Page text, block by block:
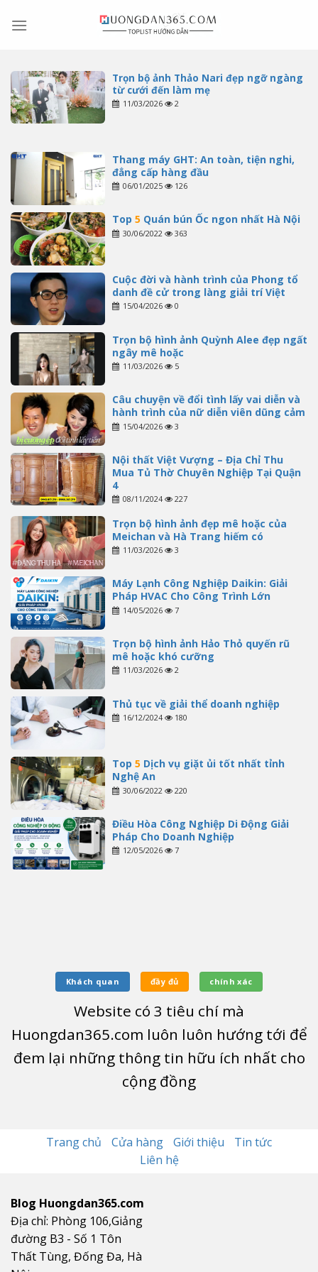
Trọn bộ ảnh Thảo Nari đẹp ngỡ ngàng
từ cưới đến làm mẹ
11/03/2026 2
Thang máy GHT: An toàn, tiện nghi,
đẳng cấp hàng đầu
06/01/2025 126
Top 5 Quán bún Ốc ngon nhất Hà Nội
30/06/2022 363
Cuộc đời và hành trình của Phong tổ
danh đề cử trong làng giải trí Việt
15/04/2026 0
Trọn bộ hình ảnh Quỳnh Alee đẹp ngất
ngây mê hoặc
11/03/2026 5
Câu chuyện về đổi tình lấy vai diễn và
hành trình của nữ diễn viên dũng cảm
15/04/2026 3
Nội thất Việt Vượng – Địa Chỉ Thu
Mua Tủ Thờ Chuyên Nghiệp Tại Quận
4
08/11/2024 227
Trọn bộ hình ảnh đẹp mê hoặc của
Meichan và Hà Trang hiếm có
11/03/2026 3
Máy Lạnh Công Nghiệp Daikin: Giải
Pháp HVAC Cho Công Trình Lớn
14/05/2026 7
Trọn bộ hình ảnh Hảo Thỏ quyến rũ
mê hoặc khó cưỡng
11/03/2026 2
Thủ tục về giải thể doanh nghiệp
16/12/2024 180
Top 5 Dịch vụ giặt ủi tốt nhất tỉnh
Nghệ An
30/06/2022 220
Điều Hòa Công Nghiệp Di Động Giải
Pháp Cho Doanh Nghiệp
12/05/2026 7
Khách quan đầy đủ chính xác
Website có 3 tiêu chí mà
Huongdan365.com luôn luôn hướng tới để
đem lại những thông tin hữu ích nhất cho
cộng đồng
Trang chủ Cửa hàng Giới thiệu
Tin tức
Liên hệ
Blog Huongdan365.com
Địa chỉ: Phòng 106,Giảng
đường B3 - Số 1 Tôn
Thất Tùng, Đống Đa, Hà